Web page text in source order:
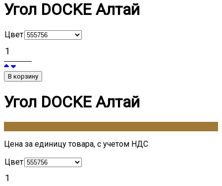
Угол DOCKE Алтай
Цвет
В корзину
Угол DOCKE Алтай
Цена за единицу товара, с учетом НДС
Цвет